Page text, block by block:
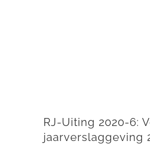
RJ-Uiting 2020-6:
jaarverslaggeving